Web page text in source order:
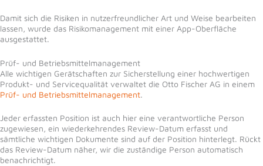
Damit sich die Risiken in nutzerfreundlicher Art und Weise bearbeiten
lassen, wurde das Risikomanagement mit einer App-Oberfläche
ausgestattet.
Prüf- und Betriebsmittelmanagement
Alle wichtigen Gerätschaften zur Sicherstellung einer hochwertigen
Produkt- und Servicequalität verwaltet die Otto Fischer AG in einem
Prüf- und Betriebsmittelmanagement.
Jeder erfassten Position ist auch hier eine verantwortliche Person
zugewiesen, ein wiederkehrendes Review-Datum erfasst und
sämtliche wichtigen Dokumente sind auf der Position hinterlegt. Rückt
das Review-Datum näher, wir die zuständige Person automatisch
benachrichtigt.